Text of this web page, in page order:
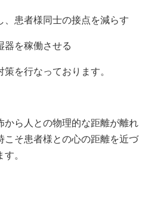
患者様同士の接点を減らす
を稼働させる
を行なっております。
から人との物理的な距離が離れ
こそ患者様との心の距離を近づ
。